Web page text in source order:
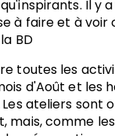
Il y
à faire et à voir
BD
toutes les
d'Août et les
Les ateliers sont
mais, comme